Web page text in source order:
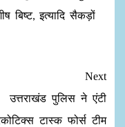
बिष्ट, इत्यादि सैकड़ों
Next
उत्तराखंड पुलिस ने एंटी
टास्क फोर्स टीम